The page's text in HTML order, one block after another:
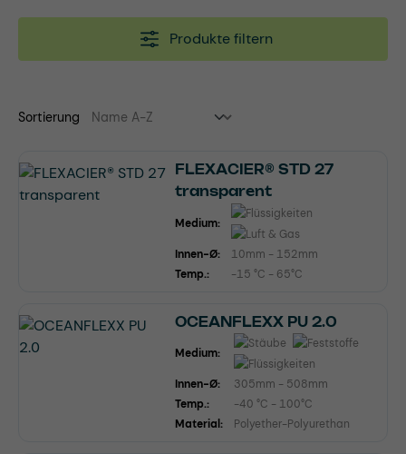
Produkte filtern
Sortierung
FLEXACIER® STD 27
transparent
Medium:
Innen-Ø:
10mm - 152mm
Temp.:
-15 °C - 65°C
OCEANFLEXX PU 2.0
Medium:
Innen-Ø:
305mm - 508mm
Temp.:
-40 °C - 100°C
Material:
Polyether-Polyurethan